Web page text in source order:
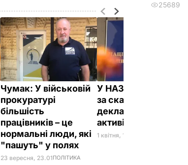
Чумак: У військовій
прокуратурі
більшість
працівників – це
нормальні люди, які
"пашуть" у полях
23 вересня, 23.01ПОЛІТИКА
У НАЗК висловилися
за скасування е-
декларування для
активістів
1 квітня, 13.06
25689